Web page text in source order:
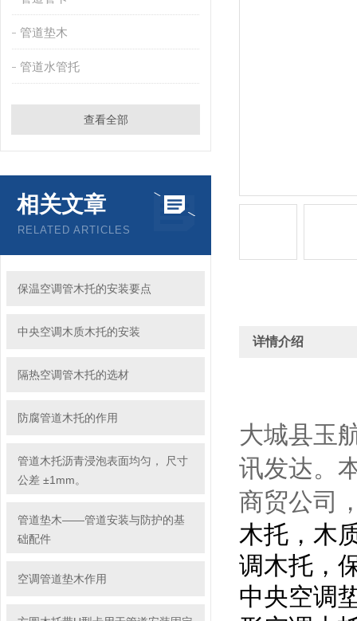
管道垫木
管道水管托
查看全部
相关文章
RELATED ARTICLES
保温空调管木托的安装要点
中央空调木质木托的安装
隔热空调管木托的选材
防腐管道木托的作用
管道木托沥青浸泡表面均匀， 尺寸
公差 ±1mm。
管道垫木——管道安装与防护的基
础配件
空调管道垫木作用
详情介绍
大城县玉
讯发达。
商贸公司
木托，木
调木托，
中央空调